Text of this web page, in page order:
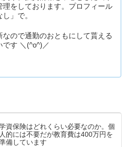
理をしております。プロフィール
」で。
なので通勤のおともにして貰える
です ＼(^o^)／
資保険はどれくらい必要なのか。個
人的には不要だが教育費は400万円を
備しています